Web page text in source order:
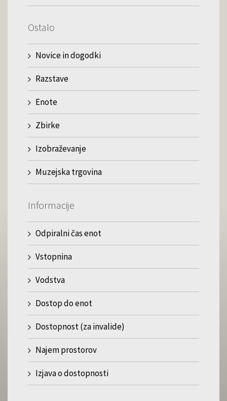
Ostalo
Novice in dogodki
Razstave
Enote
Zbirke
Izobraževanje
Muzejska trgovina
Informacije
Odpiralni čas enot
Vstopnina
Vodstva
Dostop do enot
Dostopnost (za invalide)
Najem prostorov
Izjava o dostopnosti